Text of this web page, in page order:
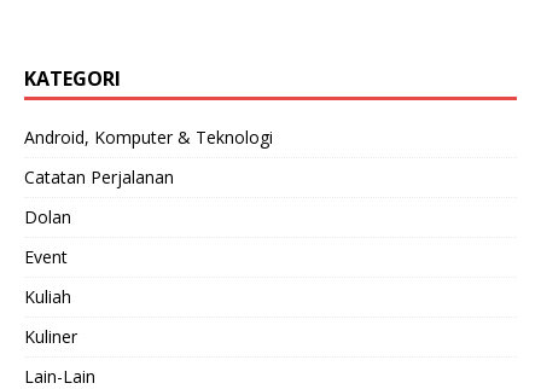
KATEGORI
Android, Komputer & Teknologi
Catatan Perjalanan
Dolan
Event
Kuliah
Kuliner
Lain-Lain